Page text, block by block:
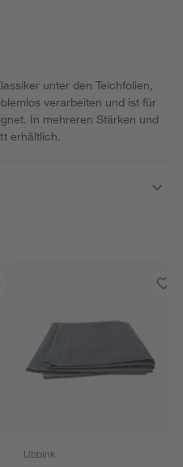
unter den Teichfolien,
verarbeiten und ist für
In mehreren Stärken und
erhältlich.
Ubbink